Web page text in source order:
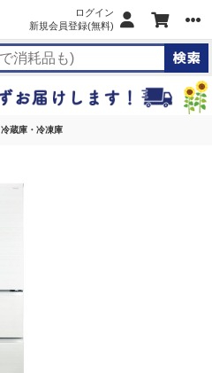
ログイン
新規会員登録(無料)
冷蔵庫・冷凍庫